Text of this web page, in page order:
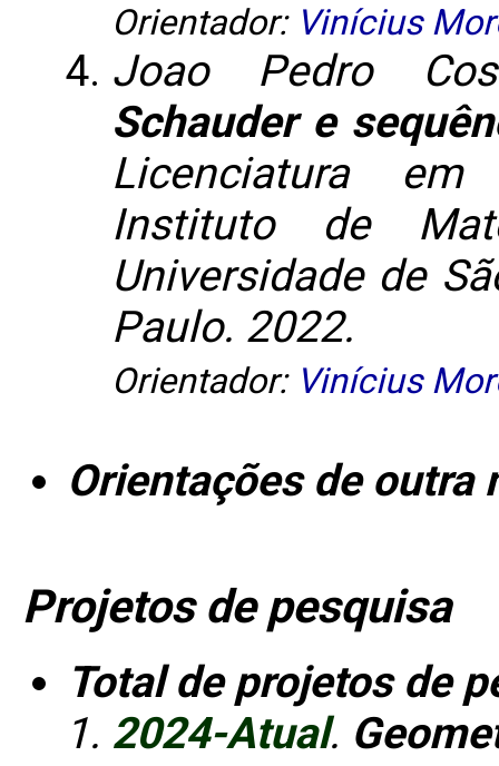
Orientador: Vinícius
Joao Pedro
Schauder e
Licenciatura
Instituto de
Universidade de
Paulo. 2022.
Orientador: Vinícius
Orientações de outra
Projetos de pesquisa
Total de projetos de
2024-Atual.